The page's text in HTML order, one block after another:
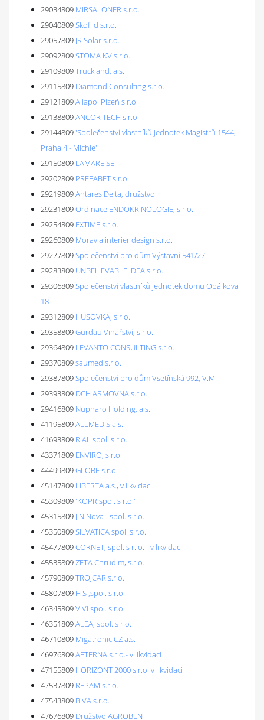
29034809 MIRSALONER s.r.o.
29040809Skofild s.r.o.
29057809 JR Solar s.r.o.
29092809STOMA KV s.r.o.
29109809Truckland, a.s.
29115809 Diamond Consulting s.r.o.
29121809Aliapol Plzeň s.r.o.
29138809ANCOR TECH s.r.o.
29144809'Společenství vlastníků jednotek Magistrů 1544,
Praha 4 - Michle'
29150809 LAMARE SE
29202809 PREFABET s.r.o.
29219809Antares Delta, družstvo
29231809Ordinace ENDOKRINOLOGIE, s.r.o.
29254809 EXTIME s.r.o.
29260809 Moravia interier design s.r.o.
29277809Společenství pro dům Výstavní 541/27
29283809 UNBELIEVABLE IDEA s.r.o.
29306809Společenství vlastníků jednotek domu Opálkova
18
29312809 HUSOVKA, s.r.o.
29358809Gurdau Vinařství, s.r.o.
29364809 LEVANTO CONSULTING s.r.o.
29370809saumed s.r.o.
29387809Společenství pro dům Vsetínská 992, V.M.
29393809 DCH ARMOVNA s.r.o.
29416809 Nupharo Holding, a.s.
41195809ALLMEDIS a.s.
41693809 RIAL spol. s r.o.
43371809 ENVIRO, s r.o.
44499809GLOBE s.r.o.
45147809 LIBERTA a.s., v likvidaci
45309809'KOPR spol. s r.o.'
45315809 J.N.Nova - spol. s r.o.
45350809SILVATICA spol. s r.o.
45477809CORNET, spol. s r. o. - v likvidaci
45535809ZETA Chrudim, s.r.o.
45790809TROJCAR s.r.o.
45807809 H S ,spol. s r.o.
46345809ViVi spol. s r.o.
46351809ALEA, spol. s r.o.
46710809 Migatronic CZ a.s.
46976809AETERNA s.r.o.- v likvidaci
47155809 HORIZONT 2000 s.r.o. v likvidaci
47537809 REPAM s.r.o.
47543809 BIVA s.r.o.
47676809 Družstvo AGROBEN